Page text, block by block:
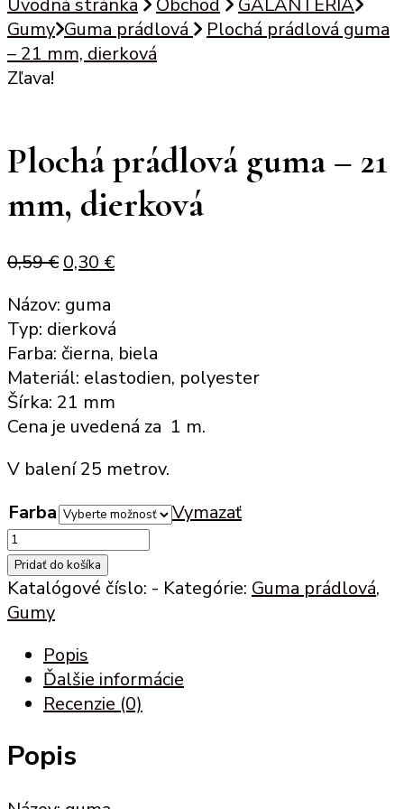
Úvodná stránka
Obchod
GALANTÉRIA
Gumy Guma prádlová
Plochá prádlová guma
– 21 mm, dierková
Zľava!
Plochá prádlová guma – 21
mm, dierková
0,59€ Original
was:
0,59 €.
0,30 €Current
0,30 €.
Názov: guma
Typ: dierková
Farba: čierna, biela
Materiál: elastodien, polyester
Šírka: 21 mm
Cena je uvedená za 1 m.
V balení 25 metrov.
Farba
Vymazať
množstvo
Plochá
prádlová
guma
21
mm,
dierková
Pridať do košíka
Katalógové číslo: - Kategórie: Guma prádlová,
Gumy
Popis
Ďalšie informácie
Recenzie (0)
Popis